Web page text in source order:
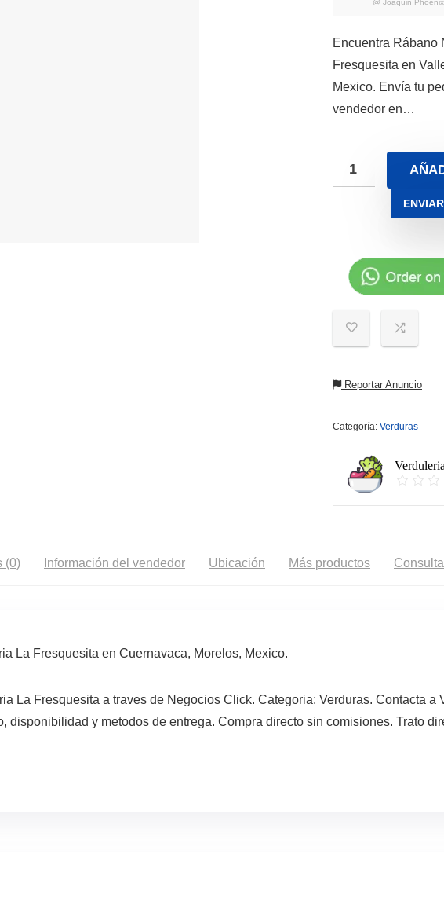
@ Joaquin Phoenix
Encuentra Rábano
Fresquesita en
Mexico. Envía tu
vendedor en…
Reportar Anuncio
Categoría: Verduras
(0) Información del vendedor Ubicación Más productos
La Fresquesita en Cuernavaca, Morelos, Mexico.
La Fresquesita a traves de Negocios Click. Categoria: Verduras. Contacta a
disponibilidad y metodos de entrega. Compra directo sin comisiones. Trato